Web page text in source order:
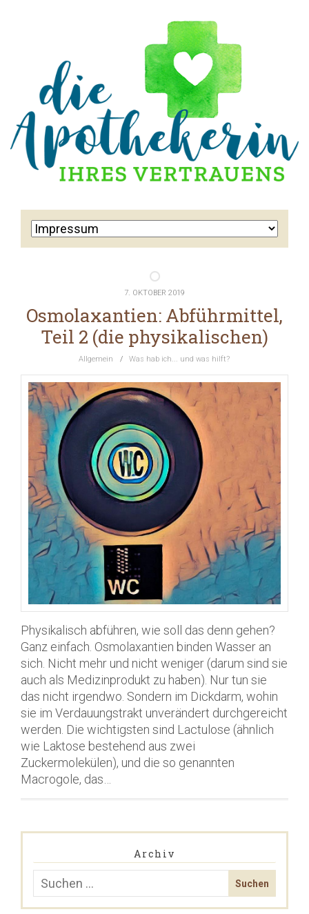
7. OKTOBER 2019
Osmolaxantien: Abführmittel,
Teil 2 (die physikalischen)
Allgemein / Was hab ich... und was hilft?
Physikalisch abführen, wie soll das denn gehen?
Ganz einfach. Osmolaxantien binden Wasser an
sich. Nicht mehr und nicht weniger (darum sind sie
auch als Medizinprodukt zu haben). Nur tun sie
das nicht irgendwo. Sondern im Dickdarm, wohin
sie im Verdauungstrakt unverändert durchgereicht
werden. Die wichtigsten sind Lactulose (ähnlich
wie Laktose bestehend aus zwei
Zuckermolekülen), und die so genannten
Macrogole, das…
Archiv